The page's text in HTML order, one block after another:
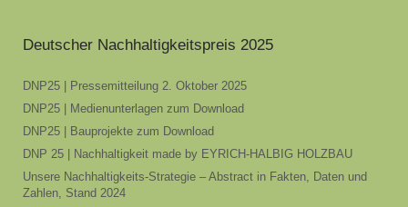
Deutscher Nachhaltigkeitspreis 2025
DNP25 | Pressemitteilung 2. Oktober 2025
DNP25 | Medienunterlagen zum Download
DNP25 | Bauprojekte zum Download
DNP 25 | Nachhaltigkeit made by EYRICH-HALBIG HOLZBAU
Unsere Nachhaltigkeits-Strategie – Abstract in Fakten, Daten und
Zahlen, Stand 2024